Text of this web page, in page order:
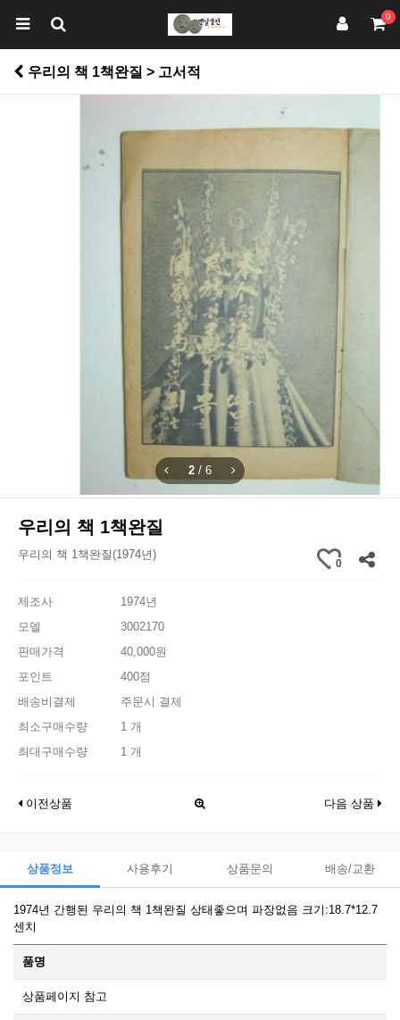
0
우리의 책 1책완질 > 고서적
2 / 6
우리의 책 1책완질
우리의 책 1책완질(1974년)
0
제조사
1974년
모델
3002170
판매가격
40,000원
포인트
400점
배송비결제
주문시 결제
최소구매수량
1 개
최대구매수량
1 개
이전상품 다음 상품
상품정보 사용후기 상품문의 배송/교환
1974년 간행된 우리의 책 1책완질 상태좋으며 파장없음 크기:18.7*12.7
센치
품명
상품페이지 참고